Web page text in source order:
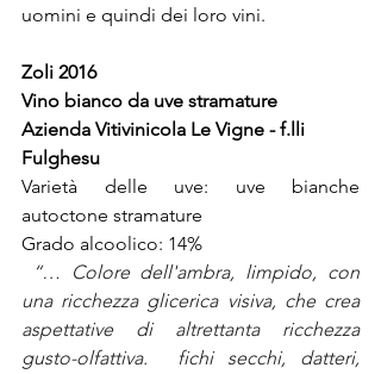
uomini e quindi dei loro vini.
Zoli 2016
Vino bianco da uve stramature
Azienda Vitivinicola Le Vigne - f.lli
Fulghesu
Varietà delle uve: uve bianche
autoctone stramature
Grado alcoolico: 14%
“… Colore dell'ambra, limpido, con
una ricchezza glicerica visiva, che crea
aspettative di altrettanta ricchezza
gusto-olfattiva.  fichi secchi, datteri,